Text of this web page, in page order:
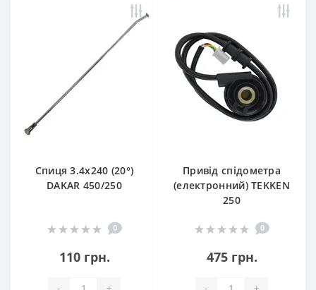
Спиця 3.4х240 (20°)
DAKAR 450/250
0
110 грн.
Привід спідометра
(електронний) TEKKEN
250
0
475 грн.